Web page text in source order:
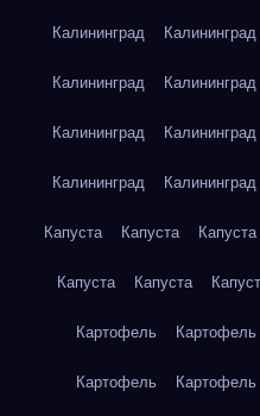
Калининград Калининград
Калининград Калининград
Калининград Калининград
Калининград Калининград
Капуста Капуста Капуста
Капуста Капуста
Картофель Картофель
Картофель Картофель